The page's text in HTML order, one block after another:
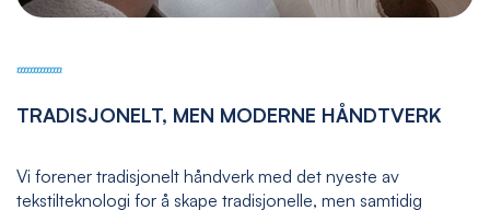
TRADISJONELT, MEN MODERNE HÅNDTVERK
Vi forener tradisjonelt håndverk med det nyeste av
tekstilteknologi for å skape tradisjonelle, men samtidig